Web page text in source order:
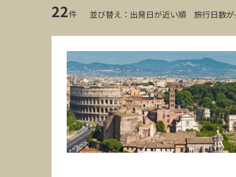
22件 並び替え： 出発日が近い順 旅行日数